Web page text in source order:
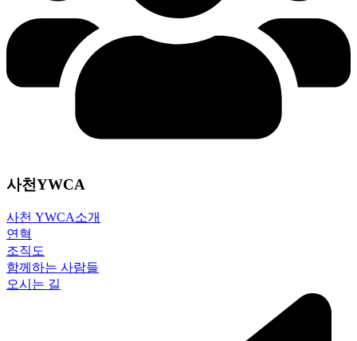
사천YWCA
사천 YWCA소개
연혁
조직도
함께하는 사람들
오시는 길